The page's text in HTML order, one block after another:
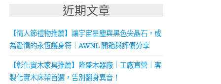
近期文章
【情人節禮物推薦】讓宇宙星塵與黑色尖晶石，成
為愛情的永恆護身符｜AWNL 開箱與評價分享
【彰化實木家具推薦】隆盛木器廠｜工廠直營｜客
製化實木床架首選，告別翻身異音！